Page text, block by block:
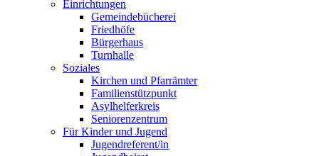
Einrichtungen
Gemeindebücherei
Friedhöfe
Bürgerhaus
Turnhalle
Soziales
Kirchen und Pfarrämter
Familienstützpunkt
Asylhelferkreis
Seniorenzentrum
Für Kinder und Jugend
Jugendreferent/in